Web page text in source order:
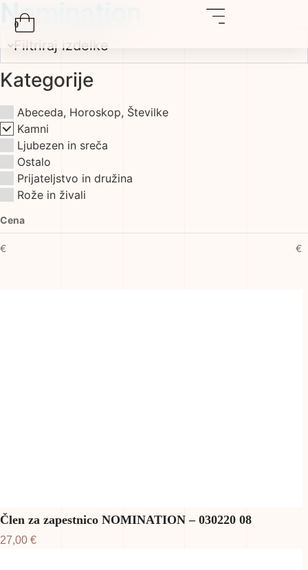
0
Nomination
Filtriraj izdelke
Kategorije
Abeceda, Horoskop, Številke
Kamni
Ljubezen in sreča
Ostalo
Prijateljstvo in družina
Rože in živali
Cena
€ €
Člen za zapestnico NOMINATION – 030220 08
27,00 €